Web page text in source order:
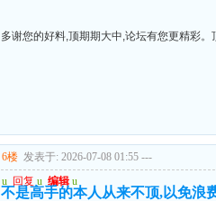
多谢您的好料,顶期期大中,论坛有您更精彩。
6楼 发表于: 2026-07-08 01:55 ---
u 回复 u 编辑 u
不是高手的本人从来不顶,以免浪